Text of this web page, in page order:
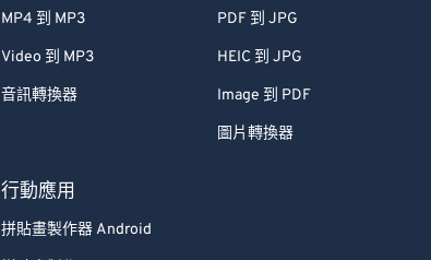
MP4 到 MP3
Video 到 MP3
音訊轉換器
PDF 到 JPG
HEIC 到 JPG
Image 到 PDF
圖片轉換器
行動應用
拼貼畫製作器 Android